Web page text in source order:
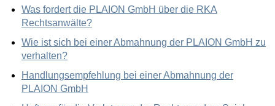
Was fordert die PLAION GmbH über die RKA
Rechtsanwälte?
Wie ist sich bei einer Abmahnung der PLAION GmbH zu
verhalten?
Handlungsempfehlung bei einer Abmahnung der
PLAION GmbH